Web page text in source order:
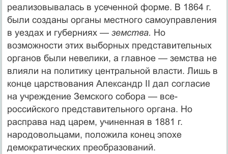
реализовывалась в усеченной форме. В 1864 г.
были созданы органы местного самоуправления
в уездах и губерниях — земства. Но
возможности этих выбор­ных представительных
органов были невелики, а главное — земства не
влияли на политику централь­ной власти. Лишь в
конце царствования Александр II дал согласие
на учреждение Земского собора — все­
российского представительного органа. Но
расправа над царем, учиненная в 1881 г.
народовольцами, положила конец эпохе
демократических преобразо­ваний.